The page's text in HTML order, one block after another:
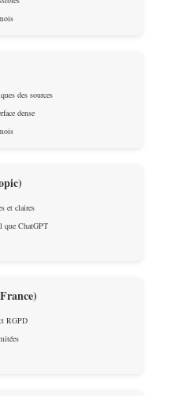
des sources
dense
et claires
ChatGPT
RGPD